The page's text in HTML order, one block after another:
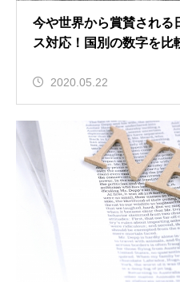
今や世界から賞賛される
ス対応！国別の数字を比
2020.05.22